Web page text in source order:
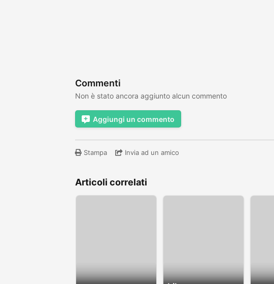
Commenti
Non è stato ancora aggiunto alcun commento
Aggiungi un commento
Stampa Invia ad un amico
Articoli correlati